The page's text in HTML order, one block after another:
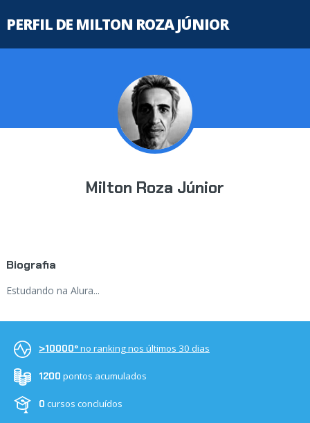
PERFIL DE MILTON ROZA JÚNIOR
Milton Roza Júnior
Biografia
Estudando na Alura...
>10000ºno ranking nos últimos 30 dias
1200 pontos acumulados
0 cursos concluídos